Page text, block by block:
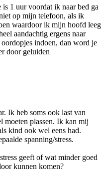
1 uur voordat ik naar bed ga
op mijn telefoon, als ik
waardoor ik mijn hoofd leeg
aandachtig ergens naar
indoen, dan word je
door geluiden
Ik heb soms ook last van
moeten plassen. Ik kan mij
kind ook wel eens had.
spanning/stress.
geeft of wat minder goed
kunnen komen?